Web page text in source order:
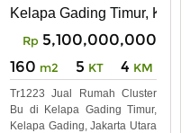
Klp. Gading, Jkt Utara,
Barat, Jakarta Utara
Kelapa Gading Timur,
Rp 5,100,000,000
160 m2 5 KT 4 KM
Tr1223 Jual Rumah Cluster
Bu di Kelapa Gading Timur,
Kelapa Gading, Jakarta Utara